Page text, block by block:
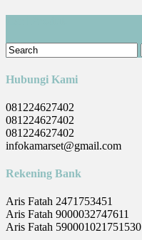
Hubungi Kami
081224627402
081224627402
081224627402
infokamarset@gmail.com
Rekening Bank
Aris Fatah 2471753451
Aris Fatah 9000032747611
Aris Fatah 590001021751530